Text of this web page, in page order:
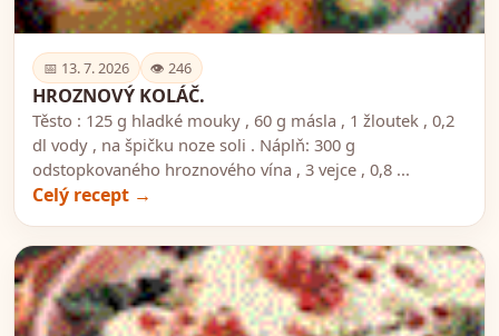
📅 13. 7. 2026 👁 246
HROZNOVÝ KOLÁČ.
Těsto : 125 g hladké mouky , 60 g másla , 1 žloutek , 0,2
dl vody , na špičku noze soli . Náplň: 300 g
odstopkovaného hroznového vína , 3 vejce , 0,8 ...
Celý recept →